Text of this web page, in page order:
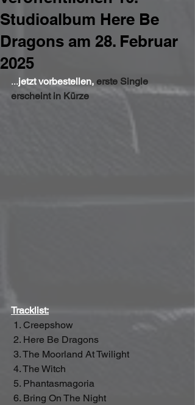
Studioalbum Here Be
Dragons am 28. Februar
2025
...jetzt vorbestellen, erste Single
erscheint in Kürze
Tracklist:
1. Creepshow
2. Here Be Dragons
3. The Moorland At Twilight
4. The Witch
5. Phantasmagoria
6. Bring On The Night